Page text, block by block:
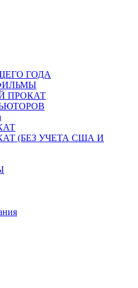
ГОДА
ПРОКАТ
(БЕЗ УЧЕТА США И